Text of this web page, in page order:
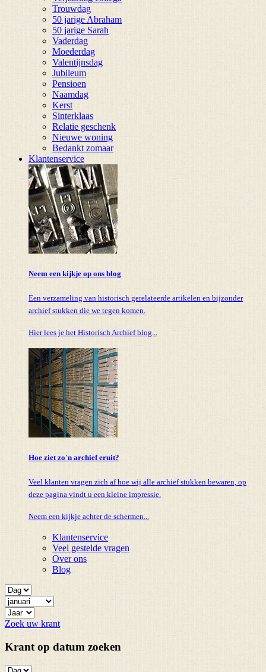
Trouwdag
50 jarige Abraham
50 jarige Sarah
Vaderdag
Moederdag
Valentijnsdag
Jubileum
Pensioen
Naamdag
Kerst
Sinterklaas
Relatie geschenk
Nieuwe woning
Bedankt zomaar
Klantenservice
Neem een kijkje op ons blog
Een verzameling van historisch gerelateerde artikelen en bijzonder
archief stukken die we tegen komen.
Hier lees je het Historisch Archief blog...
Hoe ziet zo'n archief eruit?
Veel klanten vragen zich af hoe wij alle archief stukken bewaren, op
deze pagina vindt u een kleine impressie.
Neem een kijkje achter de schermen...
Klantenservice
Veel gestelde vragen
Over ons
Blog
Zoek uw krant
Krant op datum zoeken